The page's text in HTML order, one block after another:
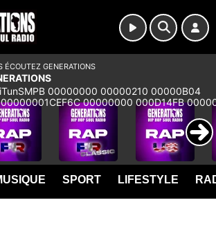
SPORT LIFESTYLE
ÉCOUTEZ GENERATIONS
00000000 00000210 00000B04
00000000 000D14FB
00000000 00000000 00000000